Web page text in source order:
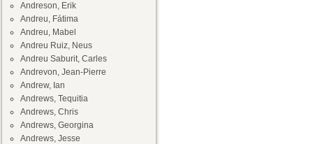
Andreson, Erik
Andreu, Fátima
Andreu, Mabel
Andreu Ruiz, Neus
Andreu Saburit, Carles
Andrevon, Jean-Pierre
Andrew, Ian
Andrews, Tequitia
Andrews, Chris
Andrews, Georgina
Andrews, Jesse